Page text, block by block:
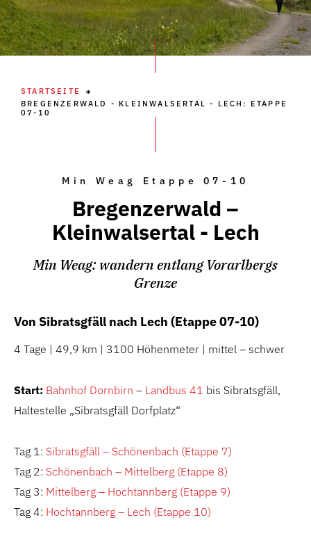
STARTSEITE
BREGENZERWALD - KLEINWALSERTAL - LECH: ETAPPE
07-10
Min Weag Etappe 07-10
Bregenzerwald –
Kleinwalsertal - Lech
Min Weag: wandern entlang Vorarlbergs
Grenze
Von Sibratsgfäll nach Lech (Etappe 07-10)
4 Tage | 49,9 km | 3100 Höhenmeter | mittel – schwer
Start: Bahnhof Dornbirn – Landbus 41 bis Sibratsgfäll,
Haltestelle „Sibratsgfäll Dorfplatz“
Tag 1: Sibratsgfäll – Schönenbach (Etappe 7)
Tag 2: Schönenbach – Mittelberg (Etappe 8)
Tag 3: Mittelberg – Hochtannberg (Etappe 9)
Tag 4: Hochtannberg – Lech (Etappe 10)